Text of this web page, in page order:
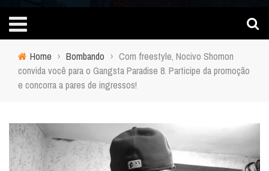
Home › Bombando › Com freestyle, Nocivo Shomon
convida você para o Gangsta Paradise 8. Participe da promoção
e concorra a pares de ingressos!